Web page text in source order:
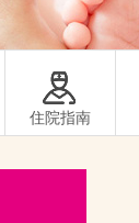
住院指南